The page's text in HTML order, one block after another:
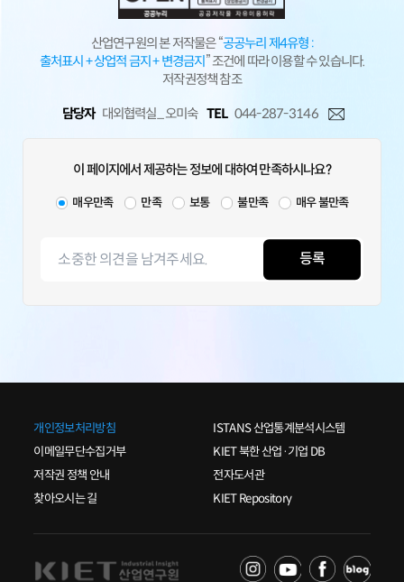
산업연구원의 본 저작물은 “공공누리 제4유형 :
출처표시 + 상업적 금지 + 변경금지 ” 조건에 따라 이용할 수 있습니다.
저작권정책 참조
담당자 대외협력실_ 오미숙 TEL 044-287-3146
이 페이지에서 제공하는 정보에 대하여 만족하시나요?
매우만족 만족 보통 불만족 매우 불만족
등록
개인정보처리방침
이메일무단수집거부
저작권 정책 안내
찾아오시는 길
ISTANS 산업통계분석시스템
KIET 북한 산업·기업 DB
전자도서관
KIET Repository